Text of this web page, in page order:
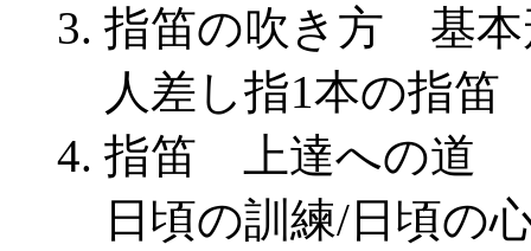
指笛の吹き方 基本
人差し指1本の指笛
指笛 上達への道
日頃の訓練/日頃の